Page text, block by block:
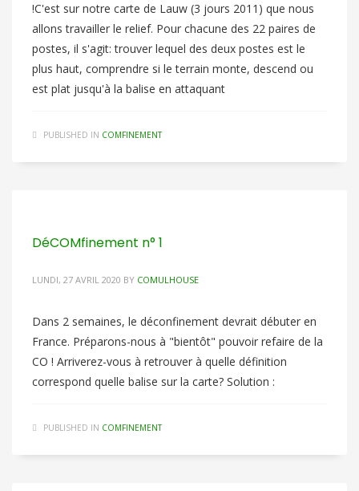
!C'est sur notre carte de Lauw (3 jours 2011) que nous
allons travailler le relief. Pour chacune des 22 paires de
postes, il s'agit: trouver lequel des deux postes est le
plus haut, comprendre si le terrain monte, descend ou
est plat jusqu'à la balise en attaquant
PUBLISHED IN COMFINEMENT
DéCOMfinement n° 1
LUNDI, 27 AVRIL 2020 BY COMULHOUSE
Dans 2 semaines, le déconfinement devrait débuter en
France. Préparons-nous à "bientôt" pouvoir refaire de la
CO ! Arriverez-vous à retrouver à quelle définition
correspond quelle balise sur la carte? Solution :
PUBLISHED IN COMFINEMENT